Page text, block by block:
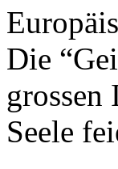
Die
grossen
Seele